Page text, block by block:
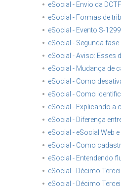
eSocial - Envio da
eSocial - Formas de
eSocial - Evento S-
eSocial - Segunda
eSocial - Aviso: Esses
eSocial - Mudança de
eSocial - Como
eSocial - Como
eSocial - Explicando a
eSocial - Diferença
eSocial - eSocial Web
eSocial - Como
eSocial - Entendendo
eSocial - Décimo
eSocial - Décimo